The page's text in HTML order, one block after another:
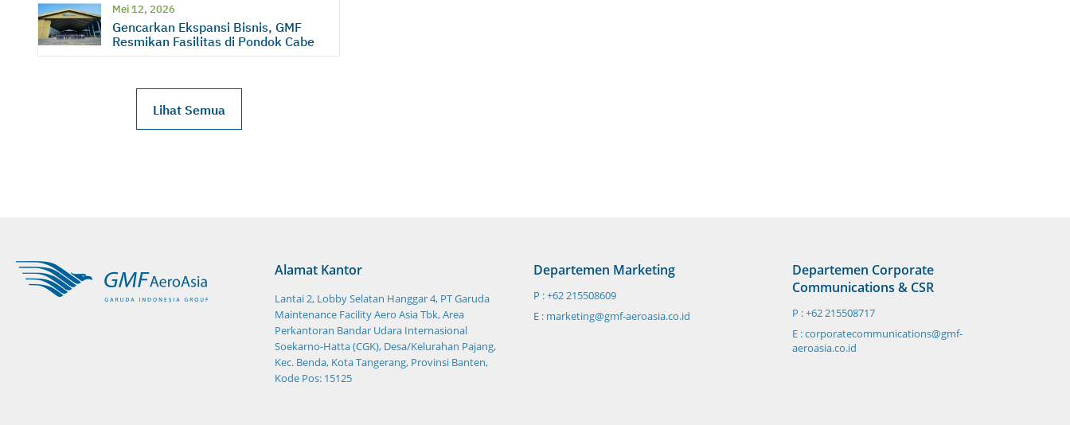
Mei 12, 2026
Gencarkan Ekspansi Bisnis, GMF
Resmikan Fasilitas di Pondok Cabe
Lihat Semua
Alamat Kantor
Lantai 2, Lobby Selatan Hanggar 4, PT Garuda
Maintenance Facility Aero Asia Tbk, Area
Perkantoran Bandar Udara Internasional
Soekarno-Hatta (CGK), Desa/Kelurahan Pajang,
Kec. Benda, Kota Tangerang, Provinsi Banten,
Kode Pos: 15125
Departemen Marketing
P : +62 215508609
E : marketing@gmf-aeroasia.co.id
Departemen Corporate
Communications & CSR
P : +62 215508717
E : corporatecommunications@gmf-
aeroasia.co.id